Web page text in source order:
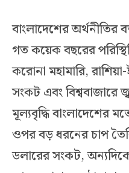
বাংলাদেশের অর্থনীতির
গত কয়েক বছরের
করোনা মহামারি,
সংকট এবং বিশ্ববাজারে
মূল্যবৃদ্ধি বাংলাদেশের
ওপর বড় ধরনের চাপ
ডলারের সংকট,